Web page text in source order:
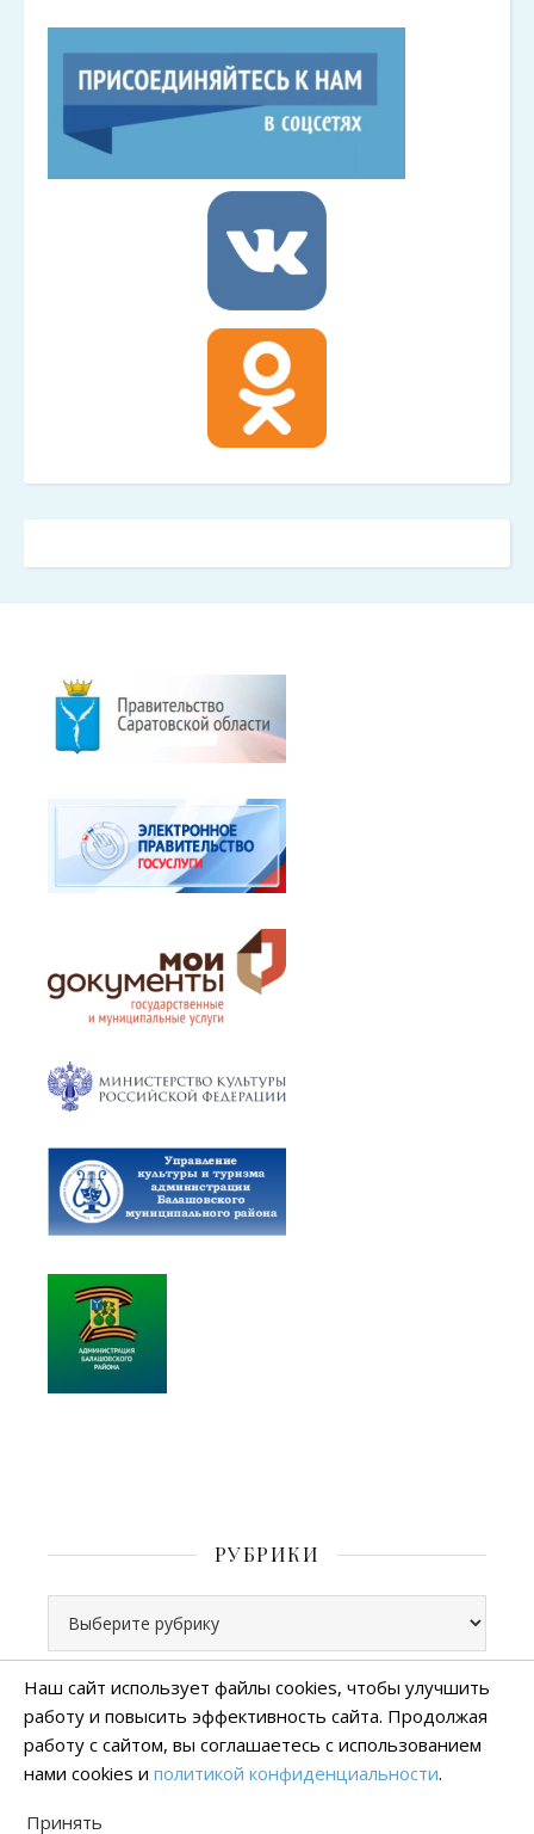
РУБРИКИ
Все права защищены
Политика конфиденциальности
Наш сайт использует файлы cookies, чтобы улучшить
работу и повысить эффективность сайта. Продолжая
работу с сайтом, вы соглашаетесь с использованием
нами cookies и политикой конфиденциальности.
Принять